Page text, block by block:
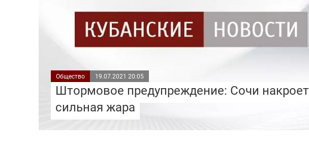
Общество 19.07.2021 20:05
Штормовое предупреждение: Сочи накроет
сильная жара